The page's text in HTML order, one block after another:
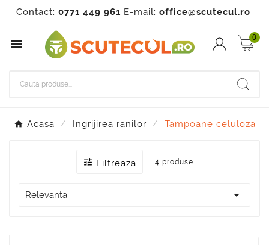
Contact: 0771 449 961 E-mail: office@scutecul.ro
 0
Acasa Ingrijirea ranilor Tampoane celuloza
 Filtreaza 4 produse
Relevanta 